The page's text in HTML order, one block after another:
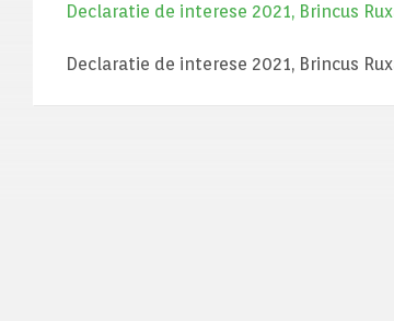
Declaratie de interese 2021, Brincus
Declaratie de interese 2021, Brincus